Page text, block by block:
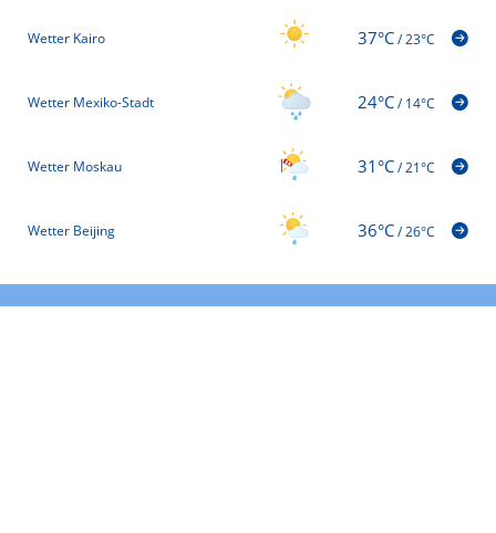
Wetter Kairo 37°C/23°C
Wetter Mexiko-Stadt 24°C/14°C
Wetter Moskau 31°C/21°C
Wetter Beijing 36°C/26°C